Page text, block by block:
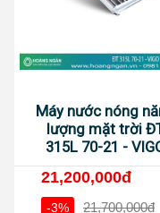
Máy nước nóng
lượng mặt trời
315L 70-21 -
21,200,000đ
-3% 21,700,000đ